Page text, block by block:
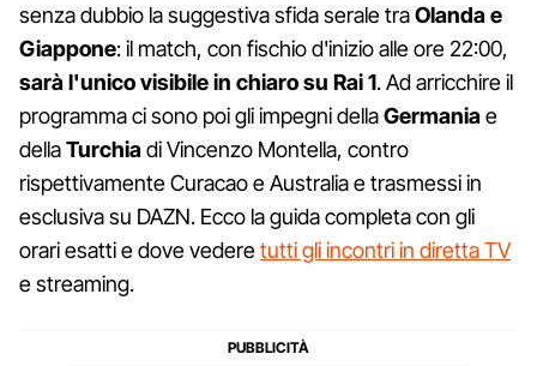
senza dubbio la suggestiva sfida serale traOlanda e
Giappone: il match, con fischio d'inizio alle ore 22:00,
sarà l'unico visibile in chiaro su Rai 1. Ad arricchire il
programma ci sono poi gli impegni dellaGermaniae
dellaTurchiadi Vincenzo Montella, contro
rispettivamente Curacao e Australia e trasmessi in
esclusiva su DAZN. Ecco la guida completa con gli
orari esatti e dove vederetutti gli incontri in diretta TV
e streaming.